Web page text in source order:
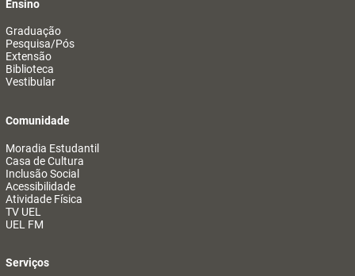
Ensino
Graduação
Pesquisa/Pós
Extensão
Biblioteca
Vestibular
Comunidade
Moradia Estudantil
Casa de Cultura
Inclusão Social
Acessibilidade
Atividade Física
TV UEL
UEL FM
Serviços